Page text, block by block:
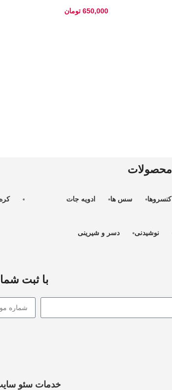
650,000 تومان
محصولات
کنسروها سس ها ادویه جات
نوشیدنی دسر و شیرینی
با ثبت
خدمات سئو